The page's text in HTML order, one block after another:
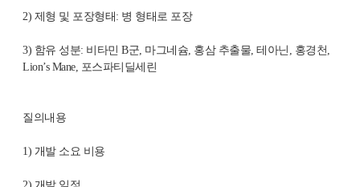
2) 제형 및 포장형태 : 병 형태로 포장
3) 함유 성분: 비타민 B군 마그네슘 홍삼 추출물 테아닌 홍경천
Lion’s Mane, 포스파티딜세린
질의내용
1) 개발 소요 비용